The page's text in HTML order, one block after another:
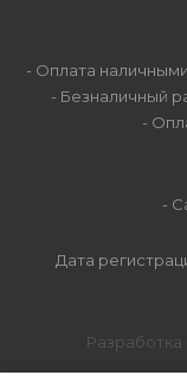
- Оплата
- Безналичный
-
-
Дата
Разработка